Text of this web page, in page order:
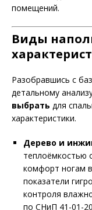
помещений.
Виды
Разобравшись с
детальному
выбрать для
характеристики.
Дерево и
теплоёмкостью
комфорт ногам
показатели
контроля
по СНиП 41-01-